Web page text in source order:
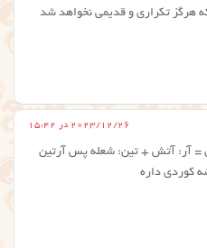
هرگز تکراری و قدیمی نخواهد شد
2023/12/26 در 15:42
= آر: آتش + تین: شعله پس آرتین
کوردی داره